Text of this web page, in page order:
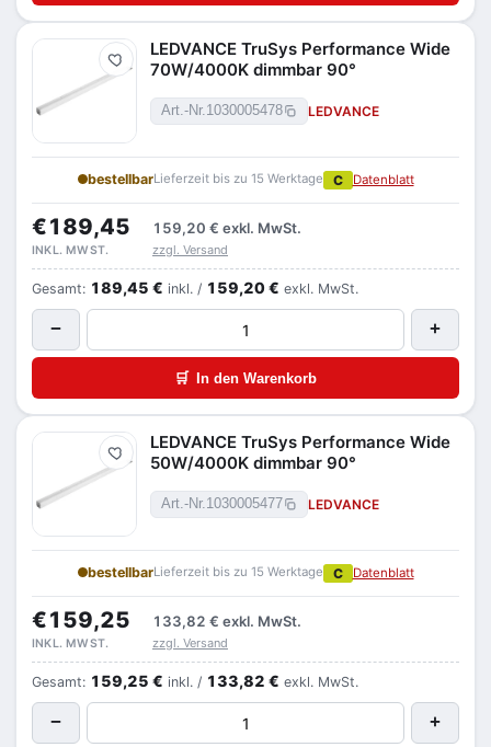
Merken
LEDVANCE TruSys Performance Wide
70W/4000K dimmbar 90°
Art.-Nr.1030005478 LEDVANCE
bestellbarLieferzeit bis zu 15 Werktage C Datenblatt
€189,45 159,20 € exkl. MwSt.
INKL. MWST. zzgl. Versand
Gesamt: 189,45 € inkl. / 159,20 € exkl. MwSt.
− +
🛒 In den Warenkorb
Merken
LEDVANCE TruSys Performance Wide
50W/4000K dimmbar 90°
Art.-Nr.1030005477 LEDVANCE
bestellbarLieferzeit bis zu 15 Werktage C Datenblatt
€159,25 133,82 € exkl. MwSt.
INKL. MWST. zzgl. Versand
Gesamt: 159,25 € inkl. / 133,82 € exkl. MwSt.
− +